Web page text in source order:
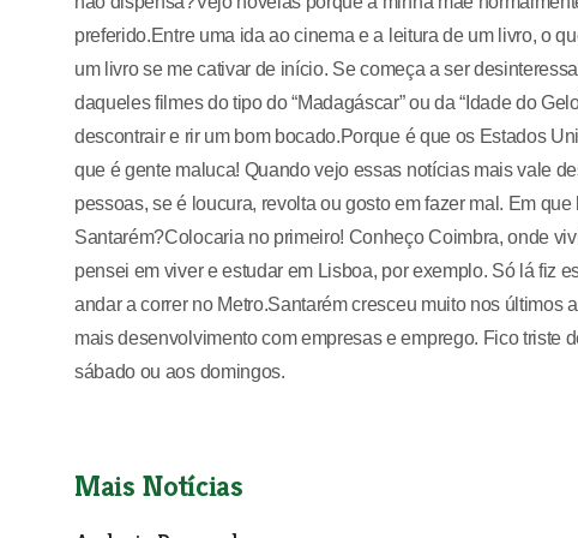
preferido.Entre uma ida ao cinema e a leitura de um livro, o
um livro se me cativar de início. Se começa a ser
daqueles filmes do tipo do “Madagáscar” ou da “Idade do
descontrair e rir um bom bocado.Porque é que os Estados
que é gente maluca! Quando vejo essas notícias mais vale
pessoas, se é loucura, revolta ou gosto em fazer mal. Em
Santarém?Colocaria no primeiro! Conheço Coimbra, onde
pensei em viver e estudar em Lisboa, por exemplo. Só lá fiz
andar a correr no Metro.Santarém cresceu muito nos
mais desenvolvimento com empresas e emprego. Fico triste
sábado ou aos domingos.
Mais Notícias